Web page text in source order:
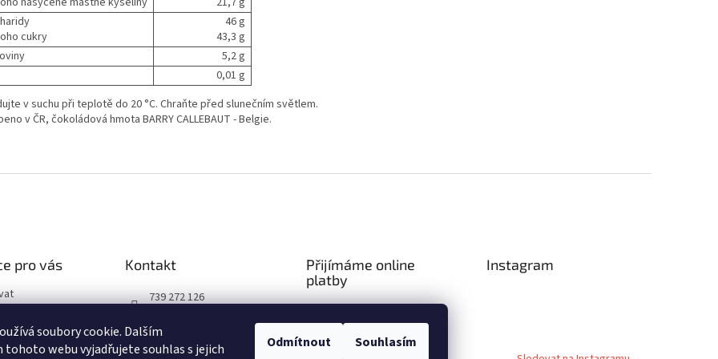
soubory cookie. Dalším
tohoto webu vyjadřujete souhlas s jejich
Odmítnout Souhlasím
cukry
46 g
43,3 g
5,2 g
0,01 g
v suchu při teplotě do 20 °C. Chraňte před slunečním světlem.
v ČR, čokoládová hmota BARRY CALLEBAUT - Belgie.
pro vás
osobních
Kontakt
739 272 126
https://www.facebook.co
m/chocopolachoco
Přijímáme online
platby
Instagram